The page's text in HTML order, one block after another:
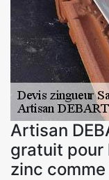
Artisan
gratuit pour
zinc